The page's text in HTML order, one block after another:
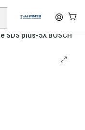
+75€ (excepto ilhas)
SDS plus-5X BOSCH